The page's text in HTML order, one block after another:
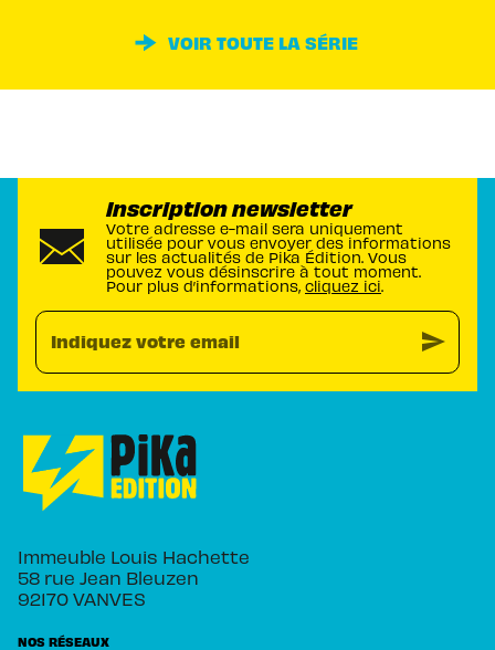
VOIR TOUTE LA SÉRIE
Inscription newsletter
Votre adresse e-mail sera uniquement
utilisée pour vous envoyer des informations
sur les actualités de Pika Édition. Vous
pouvez vous désinscrire à tout moment.
Pour plus d’informations, cliquez ici.
Indiquez votre email send
Immeuble Louis Hachette
58 rue Jean Bleuzen
92170 VANVES
NOS RÉSEAUX